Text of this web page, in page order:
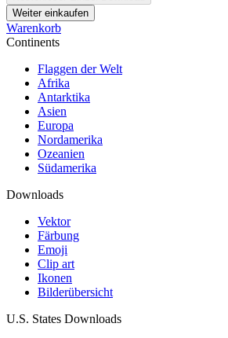
Weiter einkaufen
Warenkorb
Continents
Flaggen der Welt
Afrika
Antarktika
Asien
Europa
Nordamerika
Ozeanien
Südamerika
Downloads
Vektor
Färbung
Emoji
Clip art
Ikonen
Bilderübersicht
U.S. States Downloads